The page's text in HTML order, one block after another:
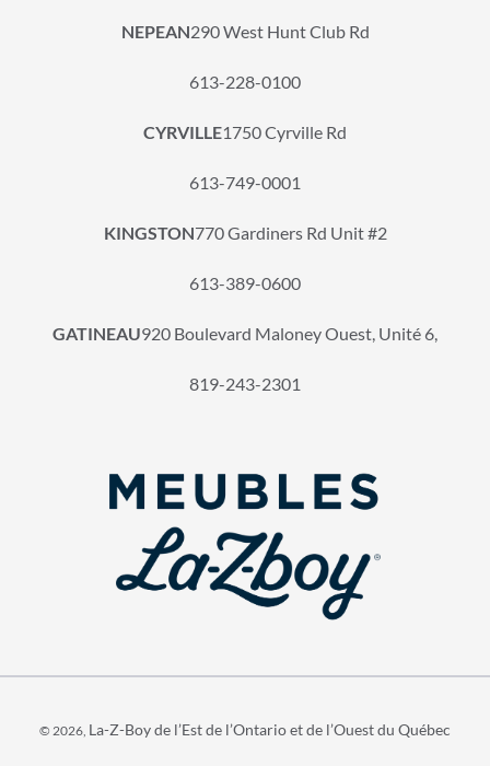
NEPEAN290 West Hunt Club Rd
613-228-0100
CYRVILLE1750 Cyrville Rd
613-749-0001
KINGSTON770 Gardiners Rd Unit #2
613-389-0600
GATINEAU920 Boulevard Maloney Ouest, Unité 6,
819-243-2301
© 2026, La-Z-Boy de l’Est de l’Ontario et de l’Ouest du Québec